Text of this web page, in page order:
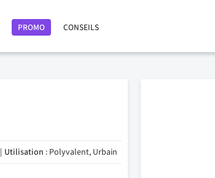
PROMO CONSEILS
Utilisation : Polyvalent, Urbain